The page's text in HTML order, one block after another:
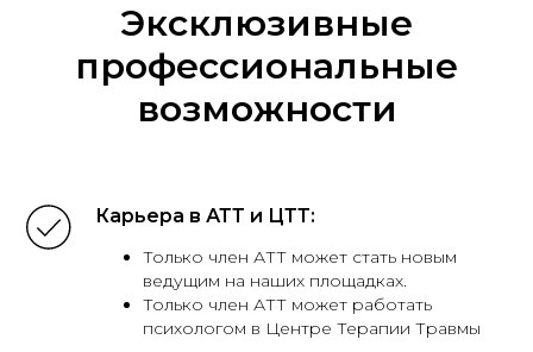
Эксклюзивные
профессиональные
возможности
Карьера в АТТ и ЦТТ:
Только член АТТ может стать новым
ведущим на наших площадках.
Только член АТТ может работать
психологом в Центре Терапии Травмы